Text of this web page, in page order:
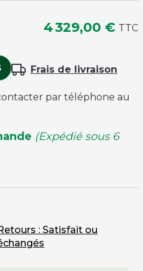
: Satisfait ou
Rose
Rapide
monnayeur
4 329,00 € TTC
Frais de livraison
par téléphone au
(Expédié sous 6